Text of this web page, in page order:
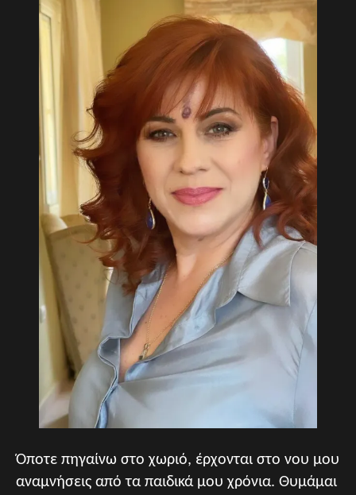
Όποτε πηγαίνω στο χωριό, έρχονται στο νου μου
αναμνήσεις από τα παιδικά μου χρόνια. Θυμάμαι